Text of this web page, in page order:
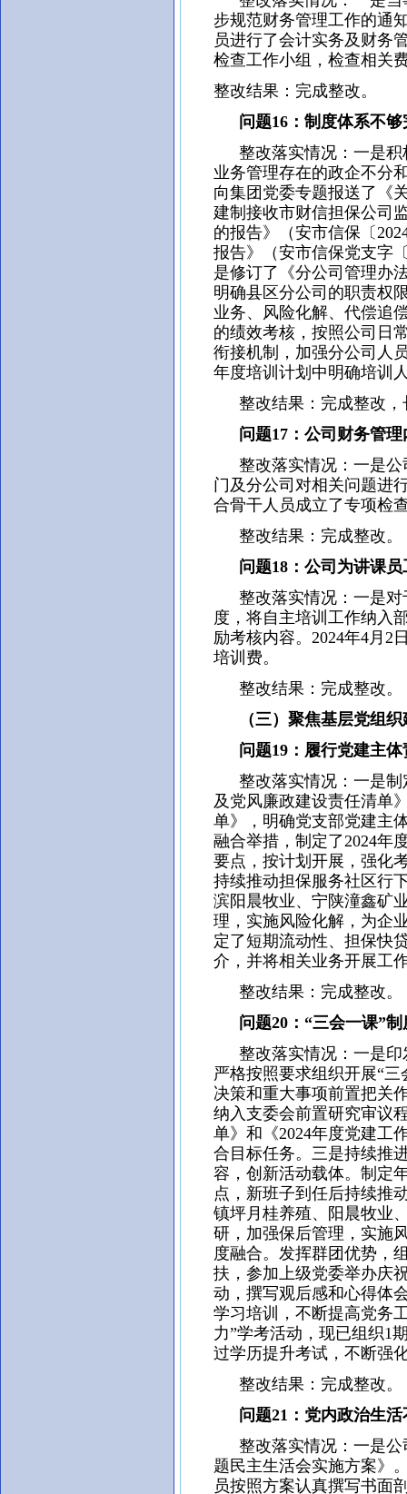
步规范财务管理工作的通
员进行了会计实务及财务
检查工作小组，检查相关
整改结果：完成整改。
问题16：制度体系不够
整改落实情况：一是积
业务管理存在的政企不分
向集团党委专题报送了《
建制接收市财信担保公司
的报告》（安市信保〔
报告》（安市信保党支字
是修订了《分公司管理办
明确县区分公司的职责权
业务、风险化解、代偿追
的绩效考核，按照公司日
衔接机制，加强分公司人
年度培训计划中明确培训
整改结果：完成整改，
问题17：公司财务管理
整改落实情况：一是公
门及分公司对相关问题进
合骨干人员成立了专项检
整改结果：完成整改。
问题18：公司为讲课员
整改落实情况：一是对
度，将自主培训工作纳入
励考核内容。2024年4月2
培训费。
整改结果：完成整改。
（三）聚焦基层党组织
问题19：履行党建主体
整改落实情况：一是制
及党风廉政建设责任清单
单》，明确党支部党建主
融合举措，制定了2024年
要点，按计划开展，强化
持续推动担保服务社区行
滨阳晨牧业、宁陕潼鑫矿
理，实施风险化解，为企
定了短期流动性、担保快
介，并将相关业务开展工
整改结果：完成整改。
问题20：“三会一课”制
整改落实情况：一是印
严格按照要求组织开展“
决策和重大事项前置把关
纳入支委会前置研究审议
单》和《2024年度党建工
合目标任务。三是持续推
容，创新活动载体。制定
点，新班子到任后持续推
镇坪月桂养殖、阳晨牧业
研，加强保后管理，实施
度融合。发挥群团优势，
扶，参加上级党委举办庆
动，撰写观后感和心得体
学习培训，不断提高党务
力”学考活动，现已组织1
过学历提升考试，不断强
整改结果：完成整改。
问题21：党内政治生活
整改落实情况：一是公
题民主生活会实施方案》
员按照方案认真撰写书面